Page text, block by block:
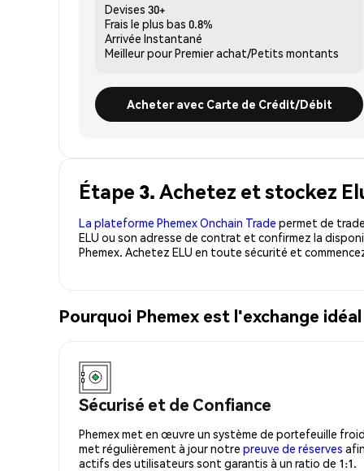
Devises 30+
Frais le plus bas 0.8%
Arrivée Instantané
Meilleur pourPremier achat/Petits montants
Acheter avec Carte de Crédit/Débit
Étape 3. Achetez et stockez
La plateforme Phemex Onchain Trade permet de
ELU ou son adresse de contrat et confirmez la
Phemex. Achetez ELU en toute sécurité et
Pourquoi Phemex est l'exchange
Sécurisé et de Confiance
Phemex met en œuvre un système de portefeuille
met régulièrement à jour notre preuve de réserves
actifs des utilisateurs sont garantis à un ratio de 1:1.